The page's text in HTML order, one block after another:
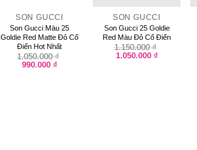
SON GUCCI
Son Gucci Màu 25
Goldie Red Matte Đỏ Cổ
Điển Hot Nhất
1.050.000₫
990.000 ₫
SON GUCCI
Son Gucci 25 Goldie
Red Màu Đỏ Cổ Điển
1.150.000₫
1.050.000 ₫